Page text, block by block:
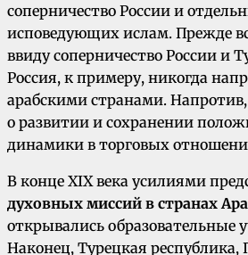
соперничество России и
исповедующих ислам. Прежде
ввиду соперничество России и
Россия, к примеру, никогда
арабскими странами.
о развитии и сохранении
динамики в торговых
В конце XIX века усилиями
духовных миссий в странах
открывались образовательные
Наконец, Турецкая республика,